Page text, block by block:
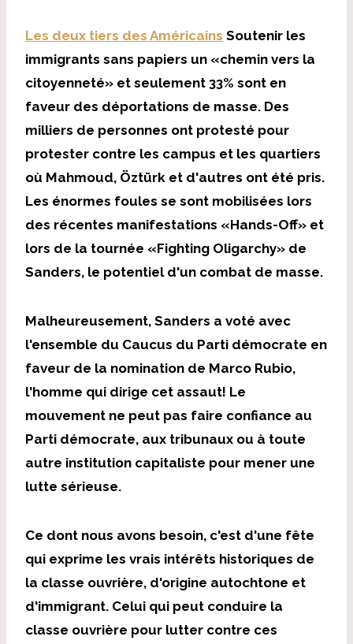
Les deux tiers des Américains Soutenir les
immigrants sans papiers un «chemin vers la
citoyenneté» et seulement 33% sont en
faveur des déportations de masse. Des
milliers de personnes ont protesté pour
protester contre les campus et les quartiers
où Mahmoud, Öztürk et d'autres ont été pris.
Les énormes foules se sont mobilisées lors
des récentes manifestations «Hands-Off» et
lors de la tournée «Fighting Oligarchy» de
Sanders, le potentiel d'un combat de masse.
Malheureusement, Sanders a voté avec
l'ensemble du Caucus du Parti démocrate en
faveur de la nomination de Marco Rubio,
l'homme qui dirige cet assaut! Le
mouvement ne peut pas faire confiance au
Parti démocrate, aux tribunaux ou à toute
autre institution capitaliste pour mener une
lutte sérieuse.
Ce dont nous avons besoin, c'est d'une fête
qui exprime les vrais intérêts historiques de
la classe ouvrière, d'origine autochtone et
d'immigrant. Celui qui peut conduire la
classe ouvrière pour lutter contre ces